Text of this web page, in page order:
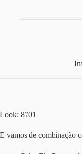
Look: 8701
E vamos de combinação